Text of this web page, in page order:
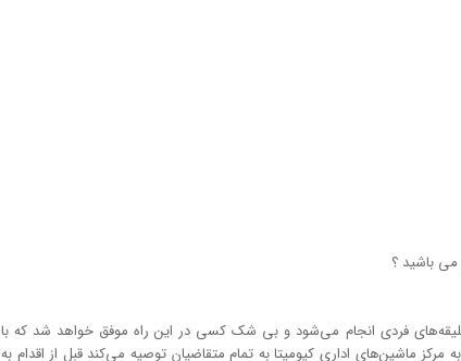
می باشید ؟
سلیقه‌های فردی انجام می‌شود و بی شک کسی در این راه موفق خواهد شد که با
ماشین‌های اداری کیومیتا به تمام متقاضیان توصیه می‌کند قبل از اقدام به